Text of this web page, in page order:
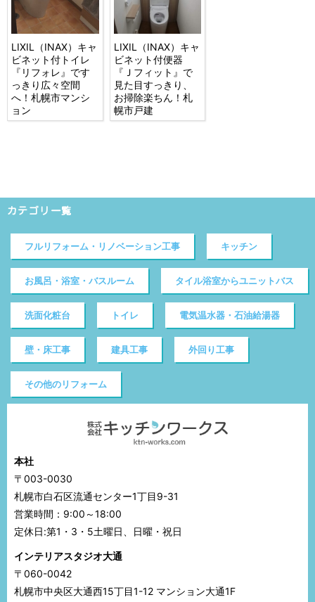
LIXIL（INAX）キャ
ビネット付トイレ
『リフォレ』です
っきり広々空間
へ！札幌市マンシ
ョン
LIXIL（INAX）キャ
ビネット付便器
『Ｊフィット』で
見た目すっきり、
お掃除楽ちん！札
幌市戸建
カテゴリ一覧
フルリフォーム・リノベーション工事 キッチン
お風呂・浴室・バスルーム タイル浴室からユニットバス
洗面化粧台 トイレ 電気温水器・石油給湯器
壁・床工事 建具工事 外回り工事
その他のリフォーム
本社
〒003-0030
札幌市白石区流通センター1丁目9-31
営業時間：9:00～18:00
定休日:第1・3・5土曜日、日曜・祝日
インテリアスタジオ大通
〒060-0042
札幌市中央区大通西15丁目1-12 マンション大通1F